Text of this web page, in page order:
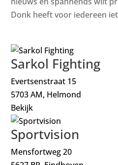
Donk heeft voor iedereen
Sarkol Fighting
Evertsenstraat 15
5703 AM, Helmond
Bekijk
Sportvision
Mensfortweg 20